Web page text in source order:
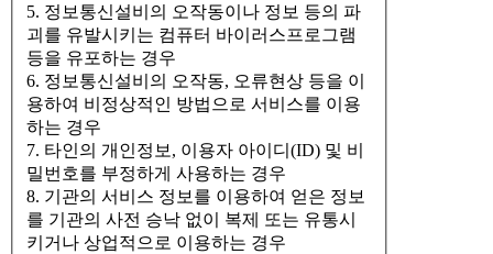
5. 정보통신설비의 오작동이나 정보 등의 파
괴를 유발시키는 컴퓨터 바이러스프로그램
등을 유포하는 경우
6. 정보통신설비의 오작동, 오류현상 등을 이
용하여 비정상적인 방법으로 서비스를 이용
하는 경우
7. 타인의 개인정보, 이용자 아이디(ID) 및 비
밀번호를 부정하게 사용하는 경우
8. 기관의 서비스 정보를 이용하여 얻은 정보
를 기관의 사전 승낙 없이 복제 또는 유통시
키거나 상업적으로 이용하는 경우